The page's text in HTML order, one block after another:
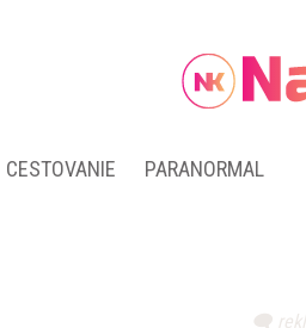
CESTOVANIE PARANORMAL